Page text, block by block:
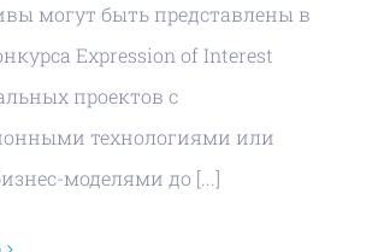
могут быть представлены в
Expression of Interest
проектов с
технологиями или
моделями до [...]